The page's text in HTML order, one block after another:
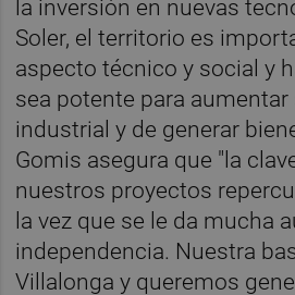
la inversión en nuevas
Soler, el territorio es
aspecto técnico y social y
sea potente para aumentar
industrial y de generar
Gomis asegura que "la
nuestros proyectos
la vez que se le da mucha
independencia. Nuestra
Villalonga y queremos